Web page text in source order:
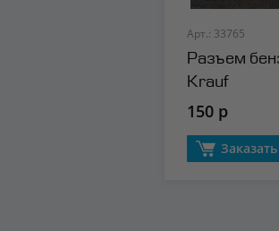
Арт.: 33765
Разъем
Krauf
150 р
Заказать